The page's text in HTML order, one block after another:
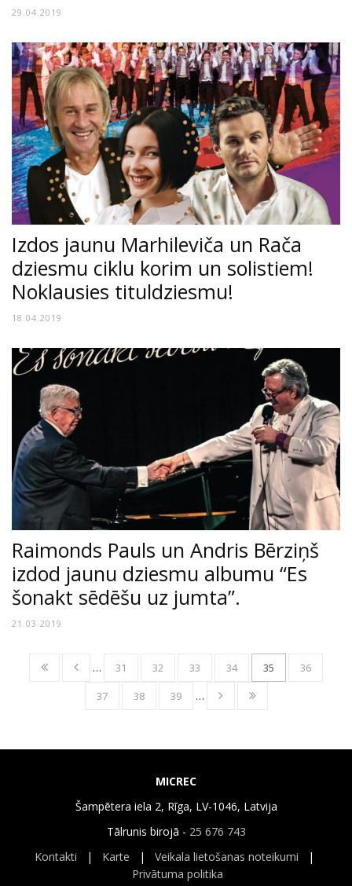
29.04.2019
Izdos jaunu Marhileviča un Rača
dziesmu ciklu korim un solistiem!
Noklausies tituldziesmu!
18.04.2019
Raimonds Pauls un Andris Bērziņš
izdod jaunu dziesmu albumu “Es
šonakt sēdēšu uz jumta”.
21.03.2019
… 31 32 33 34 35
36
37
38 39 …
MICREC
Šampētera iela 2, Rīga, LV-1046, Latvija
Tālrunis birojā - 25 676 743
Kontakti | Karte | Veikala lietošanas noteikumi |
Privātuma politika